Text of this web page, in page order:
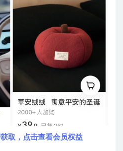
取，点击查看会员权益